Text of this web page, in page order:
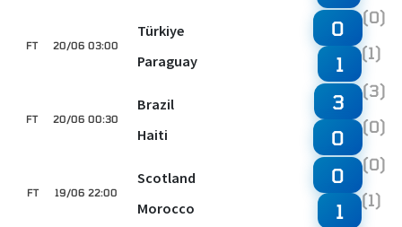
20/06 03:00
FT
Türkiye
Paraguay
0 (0)
1 (1)
20/06 00:30
FT
Brazil
Haiti
3 (3)
0 (0)
19/06 22:00
FT
Scotland
Morocco
0 (0)
1 (1)